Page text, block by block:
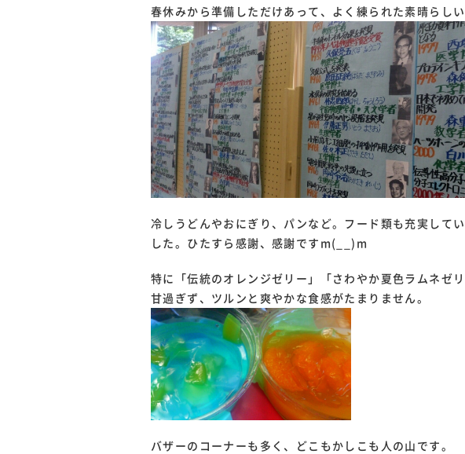
春休みから準備しただけあって、よく練られた素晴らし
冷しうどんやおにぎり、パンなど。フード類も充実して
した。ひたすら感謝、感謝ですm(__)m
特に「伝統のオレンジゼリー」「さわやか夏色ラムネゼ
甘過ぎず、ツルンと爽やかな食感がたまりません。
バザーのコーナーも多く、どこもかしこも人の山です。